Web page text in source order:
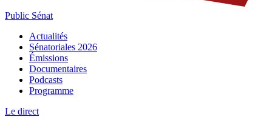
Public Sénat
Actualités
Sénatoriales 2026
Émissions
Documentaires
Podcasts
Programme
Le direct